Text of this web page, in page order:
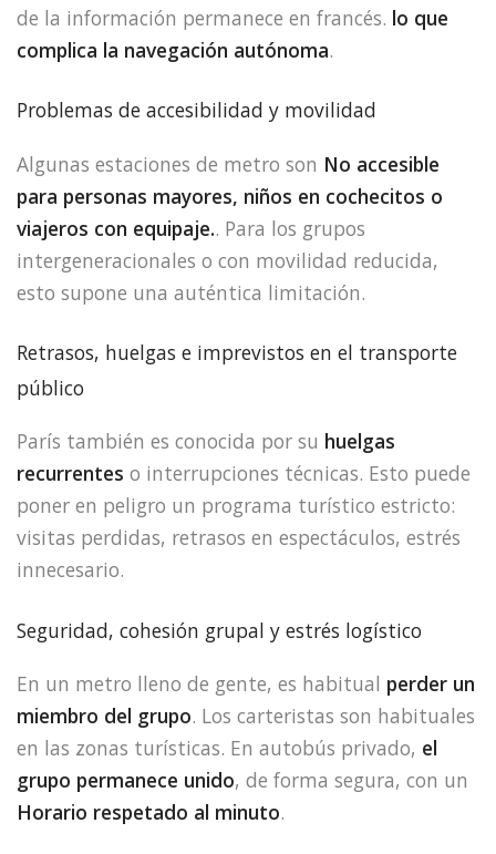
de la información permanece en francés. lo que
complica la navegación autónoma.
Problemas de accesibilidad y movilidad
Algunas estaciones de metro son No accesible
para personas mayores, niños en cochecitos o
viajeros con equipaje.. Para los grupos
intergeneracionales o con movilidad reducida,
esto supone una auténtica limitación.
Retrasos, huelgas e imprevistos en el transporte
público
París también es conocida por su huelgas
recurrentes o interrupciones técnicas. Esto puede
poner en peligro un programa turístico estricto:
visitas perdidas, retrasos en espectáculos, estrés
innecesario.
Seguridad, cohesión grupal y estrés logístico
En un metro lleno de gente, es habitual perder un
miembro del grupo. Los carteristas son habituales
en las zonas turísticas. En autobús privado, el
grupo permanece unido, de forma segura, con un
Horario respetado al minuto.